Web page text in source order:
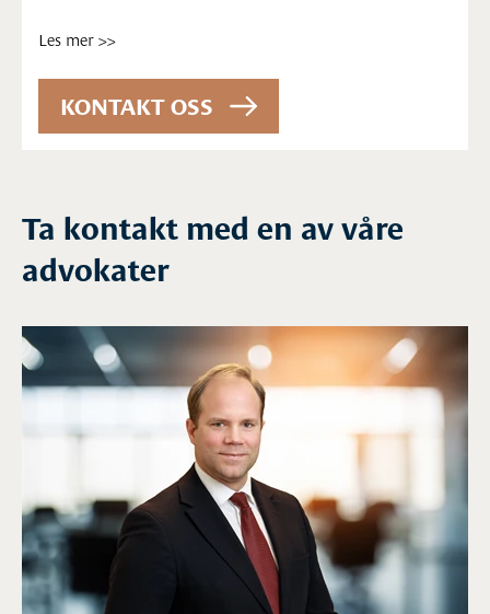
Les mer >>
Ta kontakt med en av våre
advokater